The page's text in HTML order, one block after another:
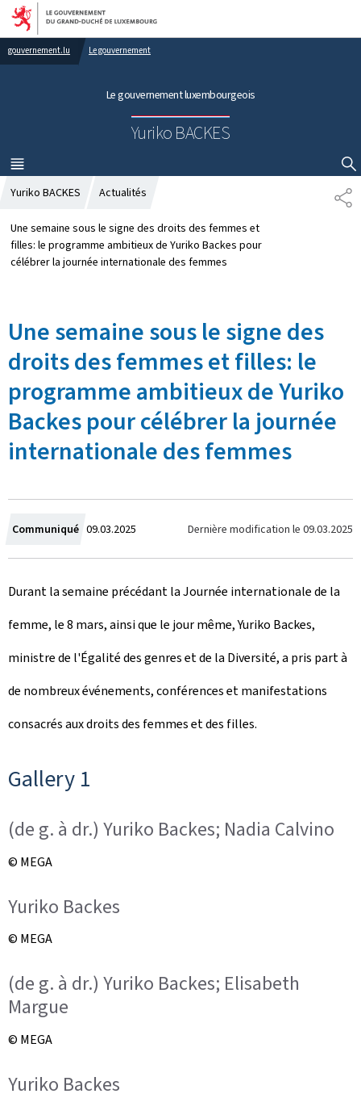
Aller au menu principal
Aller au contenu
gouvernement.lu Le gouvernement
Le gouvernement luxembourgeois
Yuriko BACKES
MENU
PRINCIPAL
AFFICHER / MASQUER LA RECHERCHE
P
A
Yuriko BACKES Actualités
Une semaine sous le signe des droits des femmes et
filles: le programme ambitieux de Yuriko Backes pour
célébrer la journée internationale des femmes
Une semaine sous le signe des
droits des femmes et filles: le
programme ambitieux de Yuriko
Backes pour célébrer la journée
internationale des femmes
Communiqué C
r
é
e
l
e
09.03.2025 Dernière modification le 09.03.2025
Durant la semaine précédant la Journée internationale de la
femme, le 8 mars, ainsi que le jour même, Yuriko Backes,
ministre de l'Égalité des genres et de la Diversité, a pris part à
de nombreux événements, conférences et manifestations
consacrés aux droits des femmes et des filles.
Gallery 1
(de g. à dr.) Yuriko Backes; Nadia Calvino
© MEGA
Yuriko Backes
© MEGA
(de g. à dr.) Yuriko Backes; Elisabeth
Margue
© MEGA
Yuriko Backes